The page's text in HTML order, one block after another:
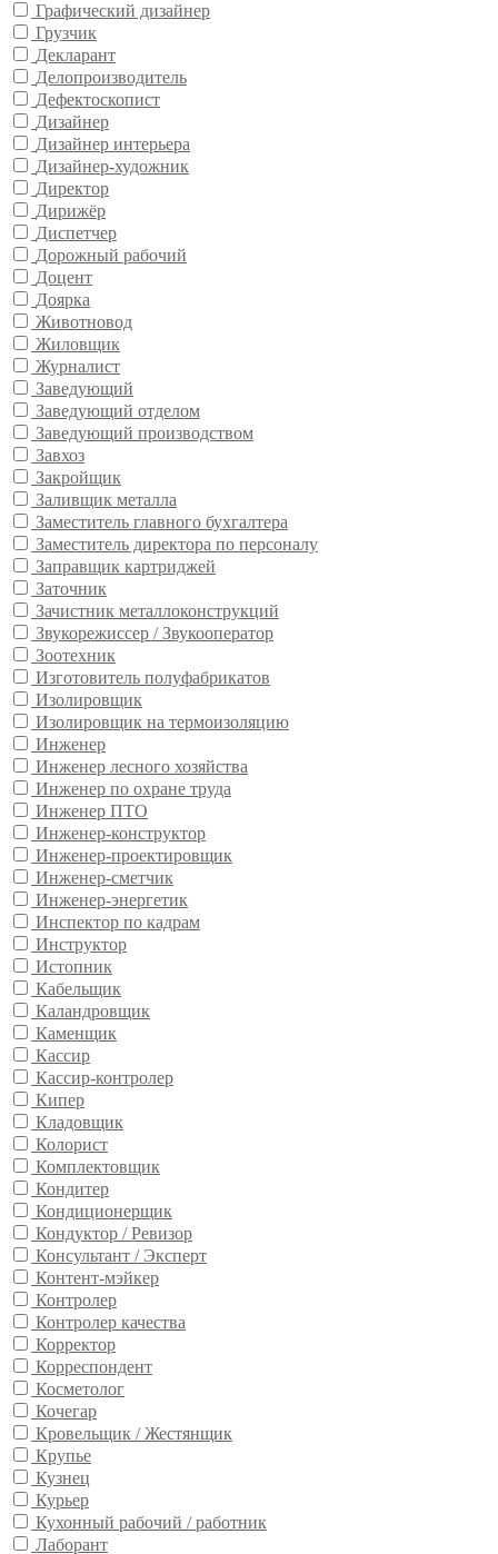
Графический дизайнер
Грузчик
Декларант
Делопроизводитель
Дефектоскопист
Дизайнер
Дизайнер интерьера
Дизайнер-художник
Директор
Дирижёр
Диспетчер
Дорожный рабочий
Доцент
Доярка
Животновод
Жиловщик
Журналист
Заведующий
Заведующий отделом
Заведующий производством
Завхоз
Закройщик
Заливщик металла
Заместитель главного бухгалтера
Заместитель директора по персоналу
Заправщик картриджей
Заточник
Зачистник металлоконструкций
Звукорежиссер / Звукооператор
Зоотехник
Изготовитель полуфабрикатов
Изолировщик
Изолировщик на термоизоляцию
Инженер
Инженер лесного хозяйства
Инженер по охране труда
Инженер ПТО
Инженер-конструктор
Инженер-проектировщик
Инженер-сметчик
Инженер-энергетик
Инспектор по кадрам
Инструктор
Истопник
Кабельщик
Каландровщик
Каменщик
Кассир
Кассир-контролер
Кипер
Кладовщик
Колорист
Комплектовщик
Кондитер
Кондиционерщик
Кондуктор / Ревизор
Консультант / Эксперт
Контент-мэйкер
Контролер
Контролер качества
Корректор
Корреспондент
Косметолог
Кочегар
Кровельщик / Жестянщик
Крупье
Кузнец
Курьер
Кухонный рабочий / работник
Лаборант